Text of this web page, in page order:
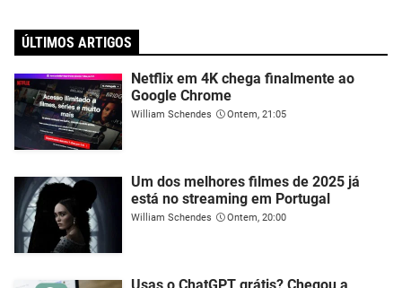
ÚLTIMOS ARTIGOS
Netflix em 4K chega finalmente ao
Google Chrome
William Schendes Ontem, 21:05
Um dos melhores filmes de 2025 já
está no streaming em Portugal
William Schendes Ontem, 20:00
Usas o ChatGPT grátis? Chegou a